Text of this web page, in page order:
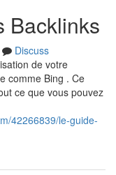
Backlinks
Discuss
de votre
comme Bing . Ce
ce que vous pouvez
42266839/le-guide-